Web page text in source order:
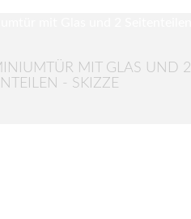
MIT GLAS UND 2
- SKIZZE